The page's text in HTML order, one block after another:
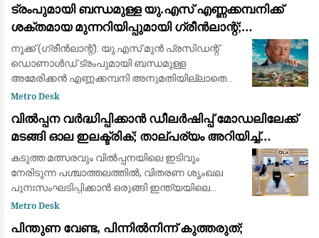
തള്ളി ഫിഫ പ്രസിഡന്റ് ജിയാനി ഇൻഫാന്റിനോ.
ബ്രിട്ട
ട്രംപുമായി ബന്ധമുള്ള യു.എസ് എണ്ണക്കമ്പനിക്ക്
ശക്തമായ മുന്നറിയിപ്പുമായി ഗ്രീൻലാന്റ്;
അനുമതിയില്ലാതെ ഡ്രില്ലിംഗ് ഉപകരണങ്ങൾ
എത്തിച്ചതിൽ അമർഷം
നുക്ക് (ഗ്രീൻലാന്റ്): യു.എസ് മുൻ പ്രസിഡന്റ്
ഡൊണാൾഡ് ട്രംപുമായി ബന്ധമുള്ള
അമേരിക്കൻ എണ്ണക്കമ്പനി അനുമതിയില്ലാതെ
ഖനന സാമഗ്രികൾ കരയിലെത്തിച്ച സംഭവത്തിൽ
കിഴക
Metro Desk
വിൽപ്പന വർദ്ധിപ്പിക്കാൻ ഡീലർഷിപ്പ് മോഡലിലേക്ക്
മടങ്ങി ഓല ഇലക്ട്രിക്; താല്പര്യം അറിയിച്ച്
ആയിരത്തോളം പേർ
കടുത്ത മത്സരവും വിൽപ്പനയിലെ ഇടിവും
നേരിടുന്ന പശ്ചാത്തലത്തിൽ, വിതരണ ശൃംഖല
പുനഃസംഘടിപ്പിക്കാൻ ഒരുങ്ങി ഇന്ത്യയിലെ
മുൻനിര ഇലക്ട്രിക് ഇരുചക്ര വാഹന
ഇതുവരെ കമ്പ
Metro Desk
പിന്തുണ വേണ്ട, പിന്നിൽനിന്ന് കുത്തരുത്;